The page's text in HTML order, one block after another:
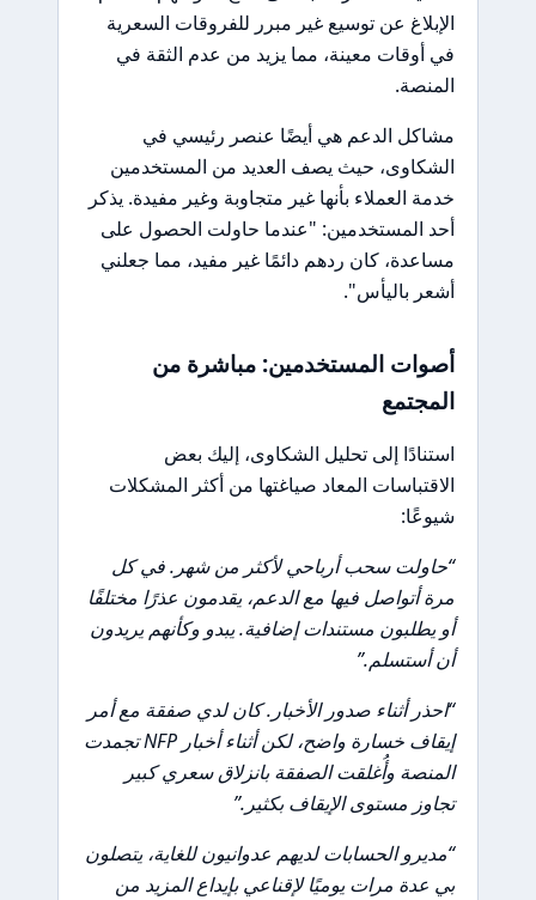
الإبلاغ عن توسيع غير مبرر للفروقات السعرية
في أوقات معينة، مما يزيد من عدم الثقة في
المنصة.
مشاكل الدعم هي أيضًا عنصر رئيسي في
الشكاوى، حيث يصف العديد من المستخدمين
خدمة العملاء بأنها غير متجاوبة وغير مفيدة. يذكر
أحد المستخدمين: "عندما حاولت الحصول على
مساعدة، كان ردهم دائمًا غير مفيد، مما جعلني
أشعر باليأس".
أصوات المستخدمين: مباشرة من
المجتمع
استنادًا إلى تحليل الشكاوى، إليك بعض
الاقتباسات المعاد صياغتها من أكثر المشكلات
شيوعًا:
“حاولت سحب أرباحي لأكثر من شهر. في كل
مرة أتواصل فيها مع الدعم، يقدمون عذرًا مختلفًا
أو يطلبون مستندات إضافية. يبدو وكأنهم يريدون
أن أستسلم.”
“احذر أثناء صدور الأخبار. كان لدي صفقة مع أمر
إيقاف خسارة واضح، لكن أثناء أخبار NFP تجمدت
المنصة وأُغلقت الصفقة بانزلاق سعري كبير
تجاوز مستوى الإيقاف بكثير.”
“مديرو الحسابات لديهم عدوانيون للغاية، يتصلون
بي عدة مرات يوميًا لإقناعي بإيداع المزيد من